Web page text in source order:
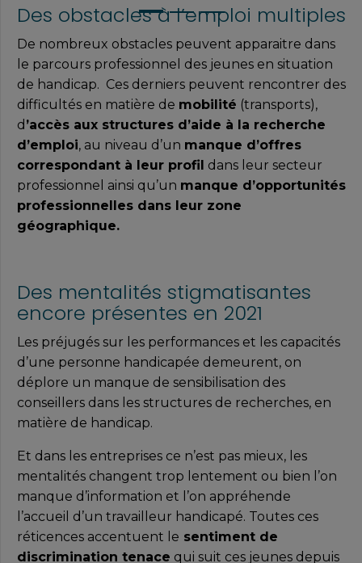
Des obstacles à l’emploi multiples
De nombreux obstacles peuvent apparaitre dans
le parcours professionnel des jeunes en situation
de handicap. Ces derniers peuvent rencontrer des
difficultés en matière de mobilité (transports),
d ’accès aux structures d’aide à la recherche
d’emploi, au niveau d’un manque d’offres
correspondant à leur profil dans leur secteur
professionnel ainsi qu’un manque d’opportunités
professionnelles dans leur zone
géographique.
Des mentalités stigmatisantes
encore présentes en 2021
Les préjugés sur les performances et les capacités
d’une personne handicapée demeurent, on
déplore un manque de sensibilisation des
conseillers dans les structures de recherches, en
matière de handicap.
Et dans les entreprises ce n’est pas mieux, les
mentalités changent trop lentement ou bien l’on
manque d’information et l’on appréhende
l’accueil d’un travailleur handicapé. Toutes ces
réticences accentuent le sentiment de
discrimination tenace qui suit ces jeunes depuis